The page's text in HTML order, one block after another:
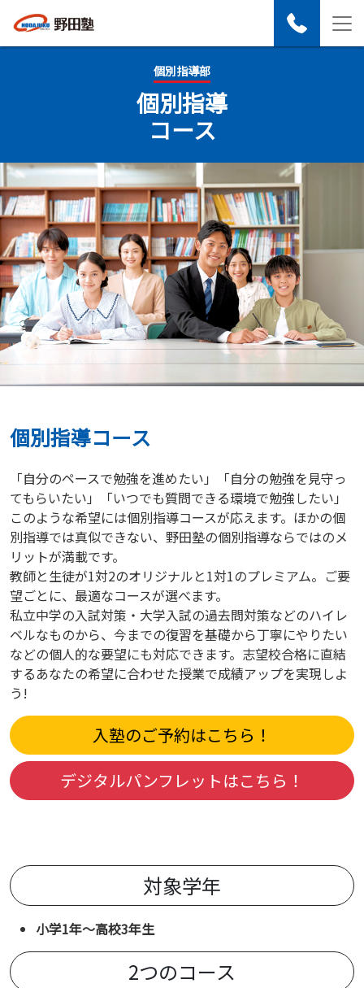
個別指導部
個別指導
コース
個別指導コース
「自分のペースで勉強を進めたい」「自分の勉強を見守っ
てもらいたい」「いつでも質問できる環境で勉強したい」
このような希望には個別指導コースが応えます。ほかの個
別指導では真似できない、野田塾の個別指導ならではのメ
リットが満載です。
教師と生徒が1対2のオリジナルと1対1のプレミアム。ご要
望ごとに、最適なコースが選べます。
私立中学の入試対策・大学入試の過去問対策などのハイレ
ベルなものから、今までの復習を基礎から丁寧にやりたい
などの個人的な要望にも対応できます。志望校合格に直結
するあなたの希望に合わせた授業で成績アップを実現しよ
う!
入塾のご予約はこちら！
デジタルパンフレットはこちら！
対象学年
小学1年〜高校3年生
2つのコース